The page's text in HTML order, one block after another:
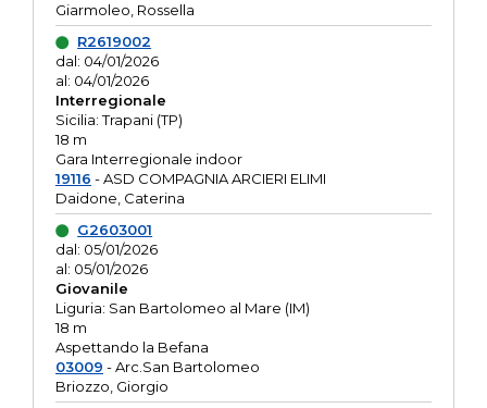
Giarmoleo, Rossella
R2619002
dal: 04/01/2026
al: 04/01/2026
Interregionale
Sicilia: Trapani (TP)
18 m
Gara Interregionale indoor
19116 - ASD COMPAGNIA ARCIERI ELIMI
Daidone, Caterina
G2603001
dal: 05/01/2026
al: 05/01/2026
Giovanile
Liguria: San Bartolomeo al Mare (IM)
18 m
Aspettando la Befana
03009 - Arc.San Bartolomeo
Briozzo, Giorgio